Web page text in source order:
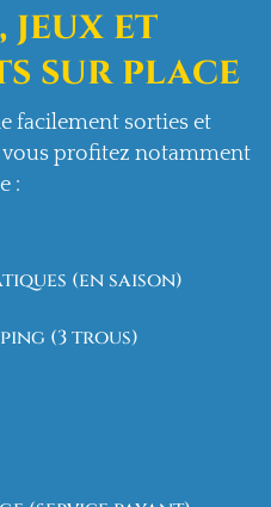
jeux et
sur place
facilement sorties et
vous profitez notamment
:
(en saison)
(3 trous)